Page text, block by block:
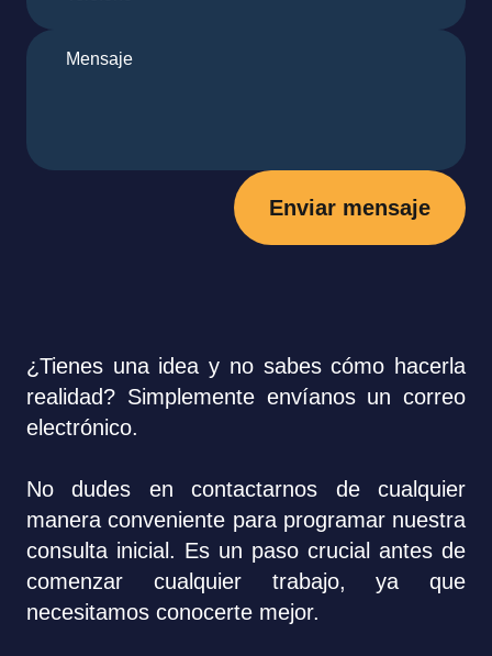
Enviar mensaje
¿Tienes una idea y no sabes cómo hacerla
realidad? Simplemente envíanos un correo
electrónico.
No dudes en contactarnos de cualquier
manera conveniente para programar nuestra
consulta inicial. Es un paso crucial antes de
comenzar cualquier trabajo, ya que
necesitamos conocerte mejor.